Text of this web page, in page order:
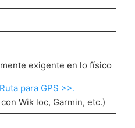
exigente en lo físico
para GPS >>.
Wik loc, Garmin, etc.)